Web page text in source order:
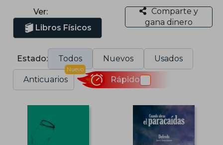
Ver:
Libros Físicos
Comparte y
gana dinero
Estado: Todos Nuevos Usados
Anticuarios
Nuevo
Rápido